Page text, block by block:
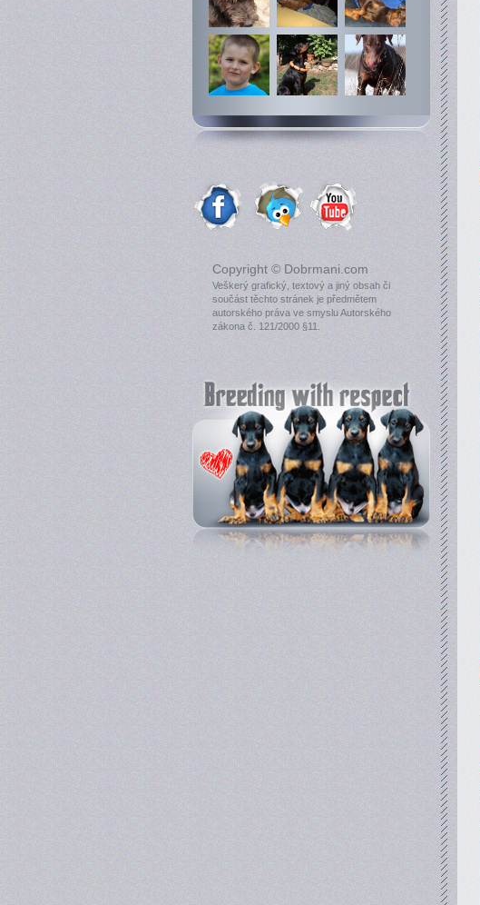
Copyright © Dobrmani.com
Veškerý grafický, textový a jiný obsah či
součást těchto stránek je předmětem
autorského práva ve smyslu Autorského
zákona č. 121/2000 §11.